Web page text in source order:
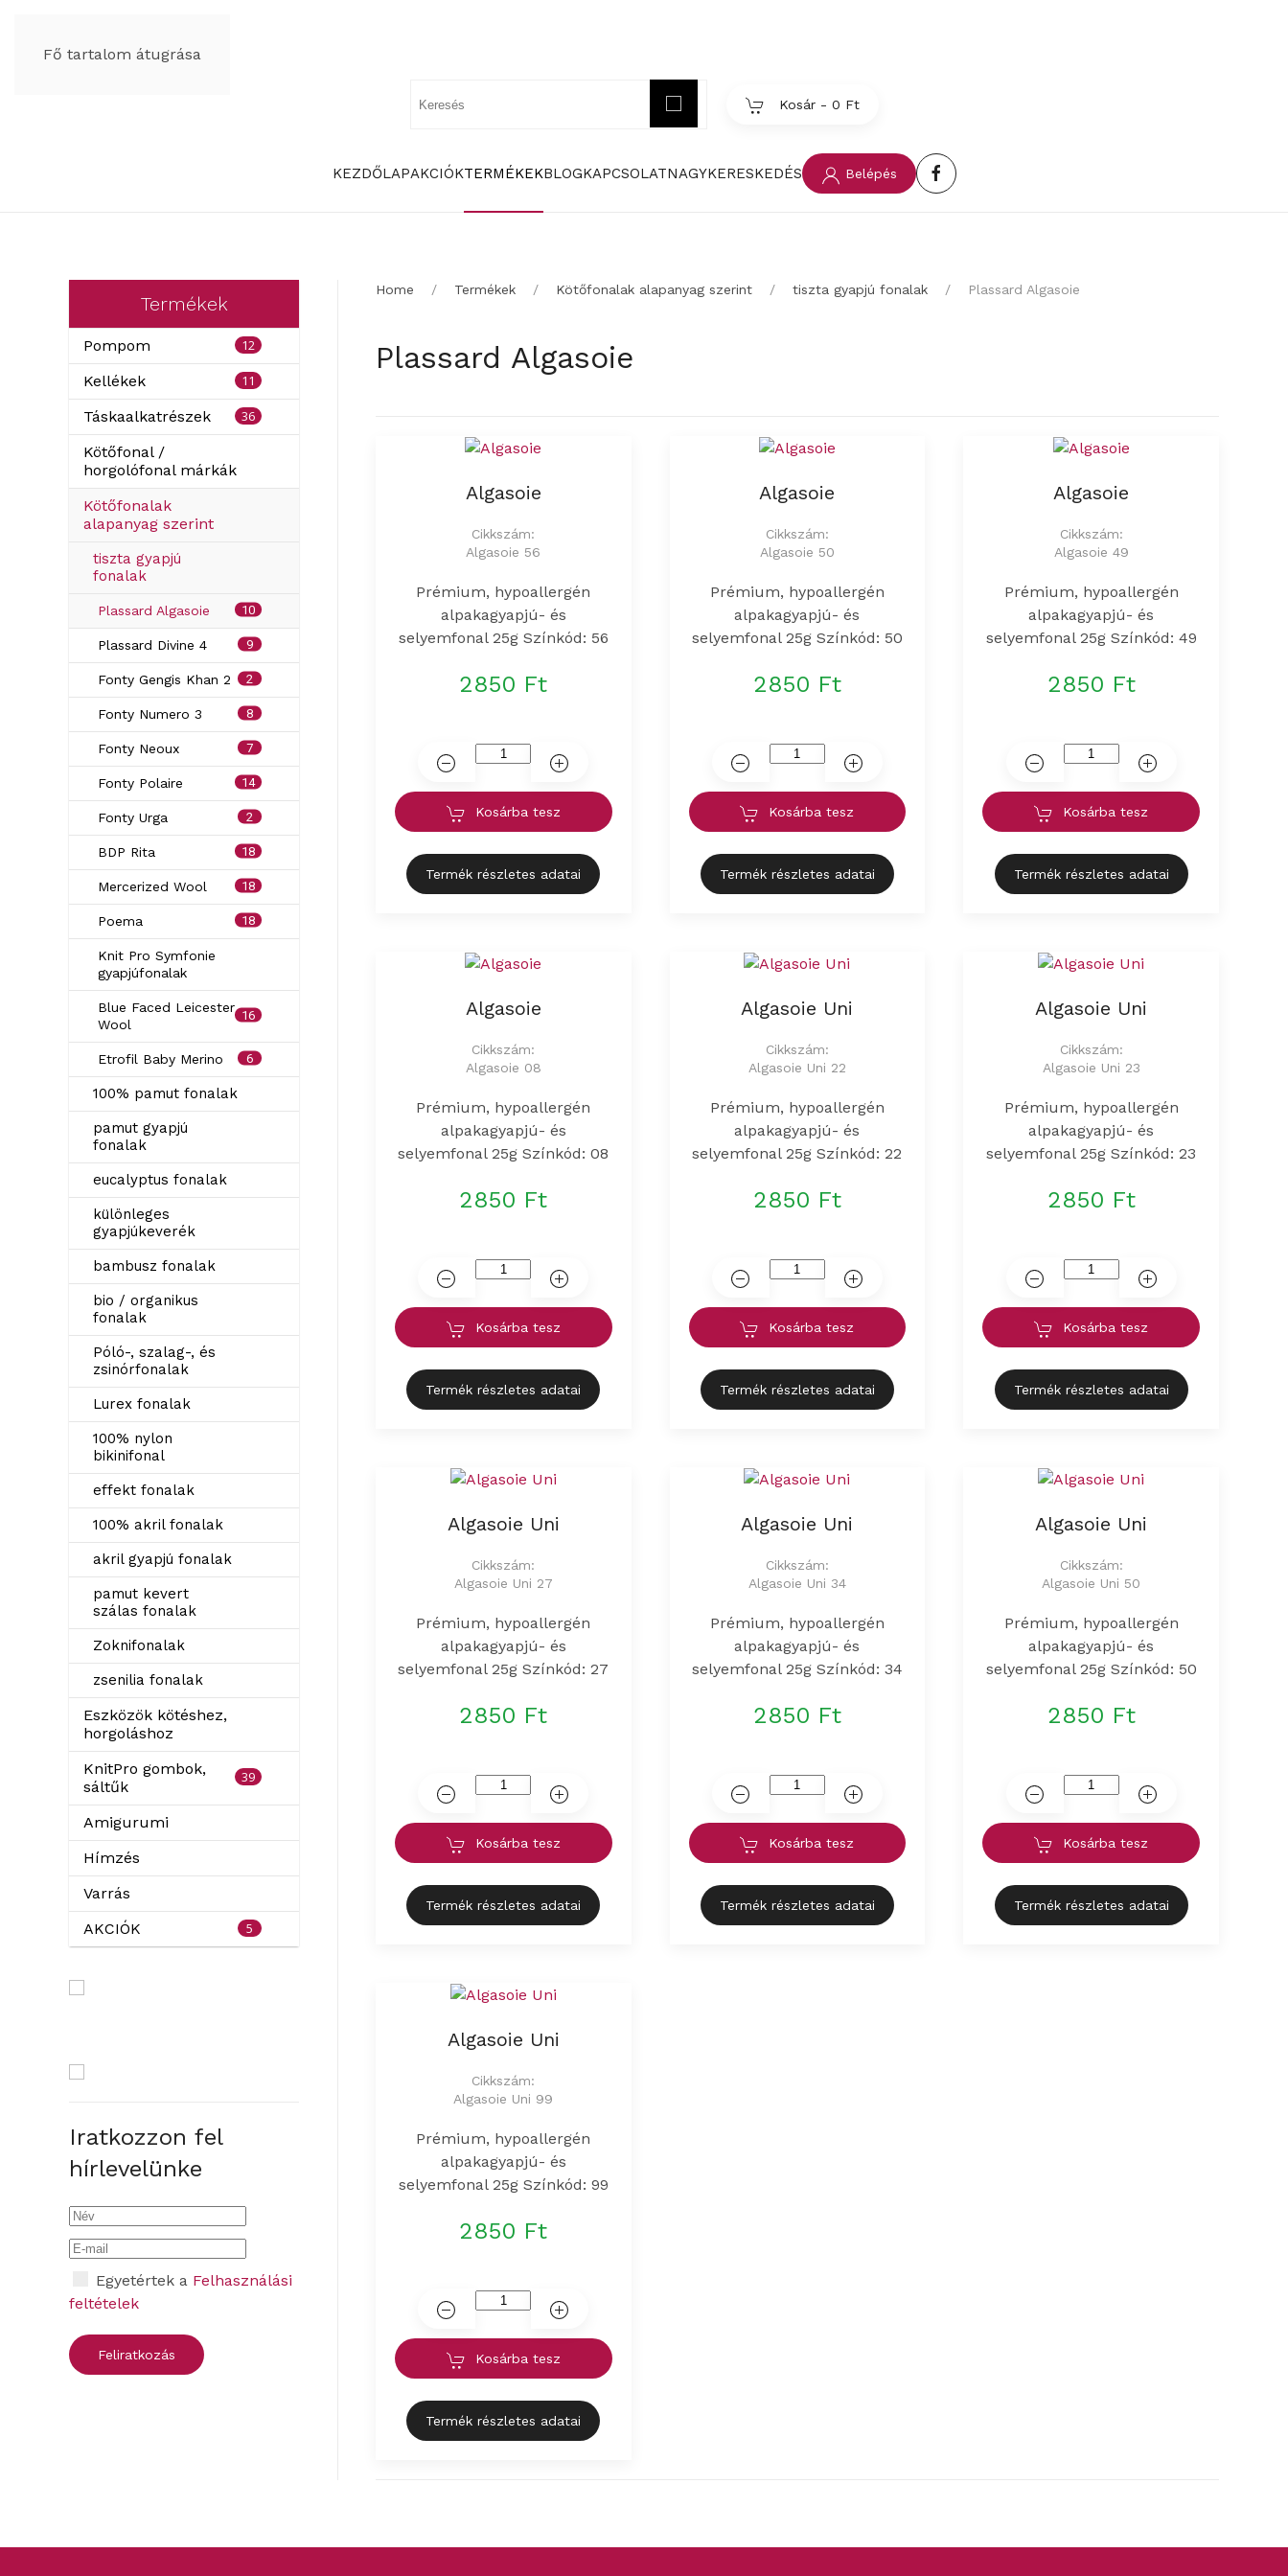
Fő tartalom átugrása
Kosár - 0 Ft
KEZDŐLAPAKCIÓKTERMÉKEKBLOGKAPCSOLATNAGYKERESKEDÉS Belépés
Termékek
Pompom 12
Kellékek 11
Táskaalkatrészek 36
Kötőfonal /
horgolófonal márkák
Kötőfonalak
alapanyag szerint
tiszta gyapjú
fonalak
Plassard Algasoie 10
Plassard Divine 4 9
Fonty Gengis Khan 2 2
Fonty Numero 3 8
Fonty Neoux 7
Fonty Polaire 14
Fonty Urga 2
BDP Rita 18
Mercerized Wool 18
Poema 18
Knit Pro Symfonie
gyapjúfonalak
Blue Faced Leicester
Wool
16
Etrofil Baby Merino 6
100% pamut fonalak
pamut gyapjú
fonalak
eucalyptus fonalak
különleges
gyapjúkeverék
bambusz fonalak
bio / organikus
fonalak
Póló-, szalag-, és
zsinórfonalak
Lurex fonalak
100% nylon
bikinifonal
effekt fonalak
100% akril fonalak
akril gyapjú fonalak
pamut kevert
szálas fonalak
Zoknifonalak
zsenilia fonalak
Eszközök kötéshez,
horgoláshoz
KnitPro gombok,
sáltűk
39
Amigurumi
Hímzés
Varrás
AKCIÓK
5
Iratkozzon fel
hírlevelünke
Egyetértek a Felhasználási
feltételek
Home Termékek Kötőfonalak alapanyag szerint tiszta gyapjú fonalak Plassard Algasoie
Plassard Algasoie
Algasoie
Cikkszám:
Algasoie 56
Prémium, hypoallergén
alpakagyapjú- és
selyemfonal 25g Színkód: 56
2850 Ft
Kosárba tesz
Termék részletes adatai
Algasoie
Cikkszám:
Algasoie 50
Prémium, hypoallergén
alpakagyapjú- és
selyemfonal 25g Színkód: 50
2850 Ft
Kosárba tesz
Termék részletes adatai
Algasoie
Cikkszám:
Algasoie 49
Prémium, hypoallergén
alpakagyapjú- és
selyemfonal 25g Színkód: 49
2850 Ft
Kosárba tesz
Termék részletes adatai
Algasoie
Cikkszám:
Algasoie 08
Prémium, hypoallergén
alpakagyapjú- és
selyemfonal 25g Színkód: 08
2850 Ft
Kosárba tesz
Termék részletes adatai
Algasoie Uni
Cikkszám:
Algasoie Uni 22
Prémium, hypoallergén
alpakagyapjú- és
selyemfonal 25g Színkód: 22
2850 Ft
Kosárba tesz
Termék részletes adatai
Algasoie Uni
Cikkszám:
Algasoie Uni 23
Prémium, hypoallergén
alpakagyapjú- és
selyemfonal 25g Színkód: 23
2850 Ft
Kosárba tesz
Termék részletes adatai
Algasoie Uni
Cikkszám:
Algasoie Uni 27
Prémium, hypoallergén
alpakagyapjú- és
selyemfonal 25g Színkód: 27
2850 Ft
Kosárba tesz
Termék részletes adatai
Algasoie Uni
Cikkszám:
Algasoie Uni 34
Prémium, hypoallergén
alpakagyapjú- és
selyemfonal 25g Színkód: 34
2850 Ft
Kosárba tesz
Termék részletes adatai
Algasoie Uni
Cikkszám:
Algasoie Uni 50
Prémium, hypoallergén
alpakagyapjú- és
selyemfonal 25g Színkód: 50
2850 Ft
Kosárba tesz
Termék részletes adatai
Algasoie Uni
Cikkszám:
Algasoie Uni 99
Prémium, hypoallergén
alpakagyapjú- és
selyemfonal 25g Színkód: 99
2850 Ft
Kosárba tesz
Termék részletes adatai